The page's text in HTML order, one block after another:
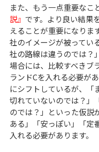
また、もう一点重要なこ
説』 です。より良い結果
えることが重要になりま
社のイメージが被ってい
社の路線は違うのでは？
場合には、比較すべきブ
ランドCを入れる必要が
にシフトしているが、「
切れていないのでは？」
のでは？」といった仮説
ある」「安っぽい」「定
入れる必要があります。